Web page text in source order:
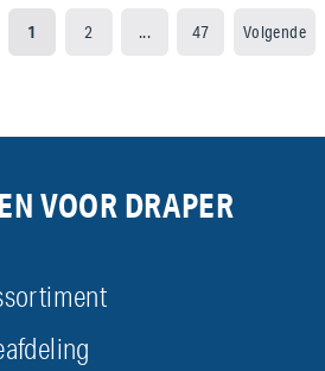
1 2 ... 47 Volgende
VOOR DRAPER